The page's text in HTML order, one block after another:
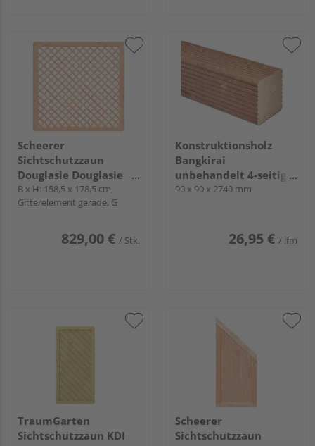
Scheerer
Sichtschutzzaun
Douglasie Douglasie
natur unbehandelt
"Wilsede"
B x H: 158,5 x 178,5 cm,
Gitterelement gerade, G
829,00 € / Stk.
Konstruktionsholz
Bangkirai
unbehandelt 4-seitig
geriffelt
90 x 90 x 2740 mm
26,95 € / lfm
TraumGarten
Sichtschutzzaun KDI
Scheerer
Sichtschutzzaun